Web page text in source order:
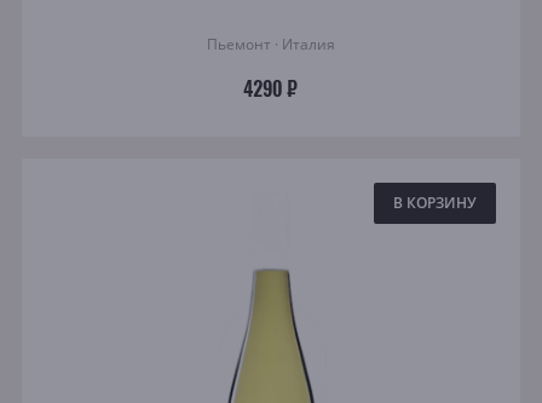
Пьемонт · Италия
4290 ₽
В КОРЗИНУ